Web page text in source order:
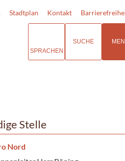
Stadtplan Kontakt
SPRACHEN
SUCHE
Stelle
Nord